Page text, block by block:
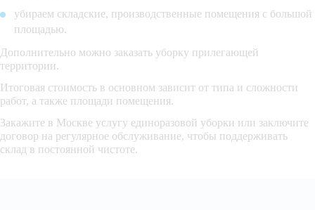
убираем складские, производственные помещения с большой
площадью.
Дополнительно можно заказать уборку прилегающей
территории.
Итоговая стоимость в основном зависит от типа и сложности
работ, а также площади помещения.
Закажите в Москве услугу единоразовой уборки или заключите
договор на регулярное обслуживание, чтобы поддерживать
склад в постоянной чистоте.